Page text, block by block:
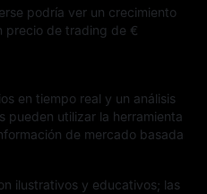
podría ver un crecimiento
precio de trading de €
en tiempo real y un análisis
pueden utilizar la herramienta
de mercado basada
ilustrativos y educativos; las